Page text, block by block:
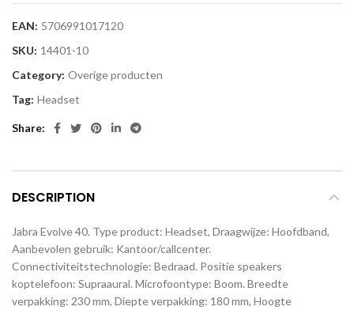
EAN: 5706991017120
SKU: 14401-10
Category: Overige producten
Tag: Headset
Share
DESCRIPTION
Jabra Evolve 40. Type product: Headset, Draagwijze: Hoofdband,
Aanbevolen gebruik: Kantoor/callcenter.
Connectiviteitstechnologie: Bedraad. Positie speakers
koptelefoon: Supraaural. Microfoontype: Boom. Breedte
verpakking: 230 mm, Diepte verpakking: 180 mm, Hoogte